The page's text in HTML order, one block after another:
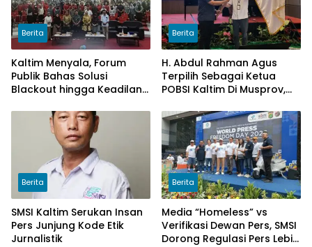
Berita
Kaltim Menyala, Forum
Publik Bahas Solusi
Blackout hingga Keadilan
Berita
H. Abdul Rahman Agus
Terpilih Sebagai Ketua
POBSI Kaltim Di Musprov,
Billiar
Berita
SMSI Kaltim Serukan Insan
Pers Junjung Kode Etik
Jurnalistik
Berita
Media “Homeless” vs
Verifikasi Dewan Pers, SMSI
Dorong Regulasi Pers Lebih